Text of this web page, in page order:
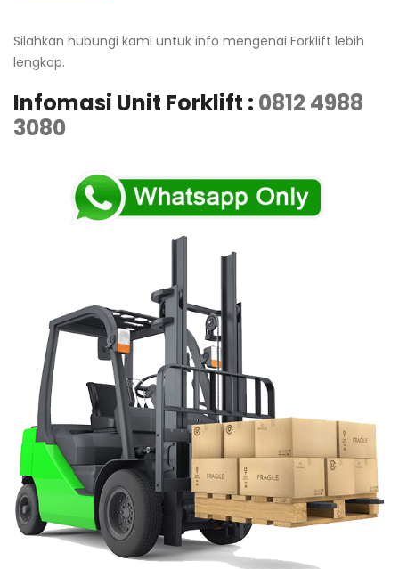
Silahkan hubungi kami untuk info mengenai Forklift lebih
lengkap.
Infomasi Unit Forklift : 0812 4988
3080